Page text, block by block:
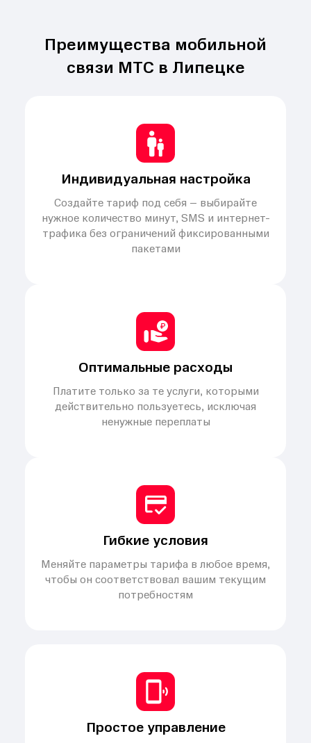
Преимущества мобильной
связи МТС в Липецке
Индивидуальная настройка
Создайте тариф под себя – выбирайте
нужное количество минут, SMS и интернет-
трафика без ограничений фиксированными
пакетами
Оптимальные расходы
Платите только за те услуги, которыми
действительно пользуетесь, исключая
ненужные переплаты
Гибкие условия
Меняйте параметры тарифа в любое время,
чтобы он соответствовал вашим текущим
потребностям
Простое управление